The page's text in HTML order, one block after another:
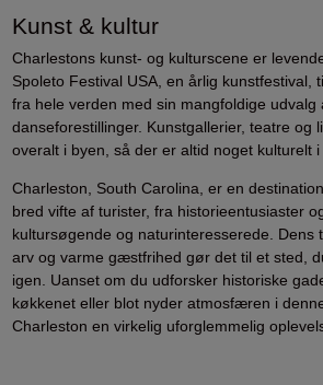
Kunst & kultur
Charlestons kunst- og kulturscene er
Spoleto Festival USA, en årlig kunstfestival,
fra hele verden med sin mangfoldige udvalg
danseforestillinger. Kunstgallerier, teatre og
overalt i byen, så der er altid noget kulturelt i
Charleston, South Carolina, er en
bred vifte af turister, fra historieentusiaster
kultursøgende og naturinteresserede. Dens
arv og varme gæstfrihed gør det til et sted,
igen. Uanset om du udforsker historiske
køkkenet eller blot nyder atmosfæren i
Charleston en virkelig uforglemmelig